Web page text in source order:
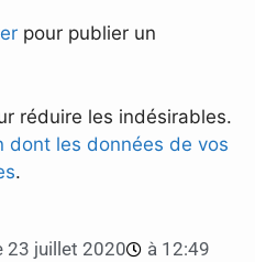
pour publier un
réduire les indésirables.
dont les données de vos
.
23 juillet 2020 à 12:49